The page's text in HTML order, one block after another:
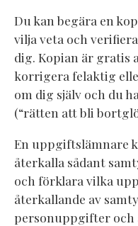
Du kan begära en
vilja veta och
dig. Kopian är gratis
korrigera felaktig
om dig själv och du
(“rätten att bli
En uppgiftslämnare
återkalla sådant
och förklara vilka
återkallande av
personuppgifter och